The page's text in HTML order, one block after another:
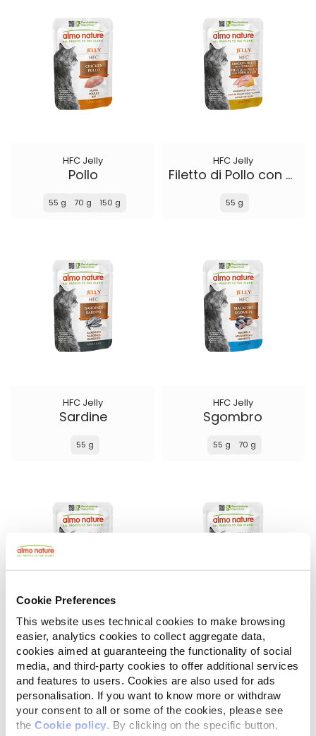
Cookie Preferences
This website uses technical cookies to make browsing
easier, analytics cookies to collect aggregate data,
cookies aimed at guaranteeing the functionality of social
media, and third-party cookies to offer additional services
and features to users. Cookies are also used for ads
personalisation. If you want to know more or withdraw
your consent to all or some of the cookies, please see
the Cookie policy. By clicking on the specific button,
HFC Jelly
Pollo
55 g 70 g 150 g
HFC Jelly
Filetto di Pollo con Formaggio
55 g
HFC Jelly
Sardine
55 g
HFC Jelly
Sgombro
55 g 70 g
HFC Jelly
Tonno con Sogliola
55 g
HFC Jelly
Tonno
55 g 70 g 150 g